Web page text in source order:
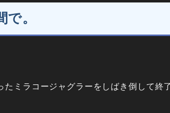
。
ミラコージャグラーをしばき倒して終